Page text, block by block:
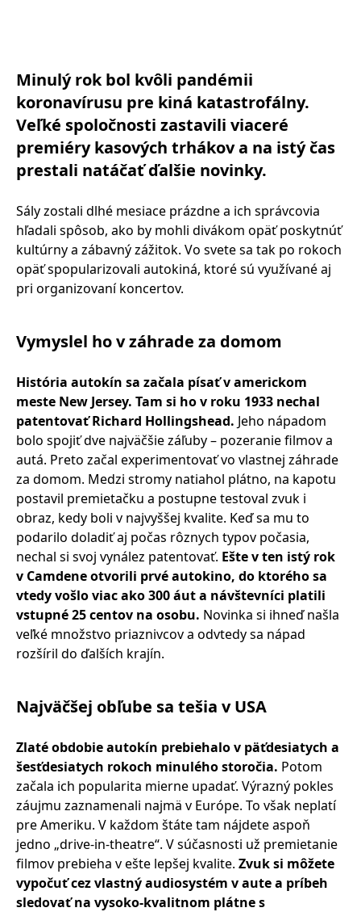
Minulý rok bol kvôli pandémii
koronavírusu pre kiná katastrofálny.
Veľké spoločnosti zastavili viaceré
premiéry kasových trhákov a na istý čas
prestali natáčať ďalšie novinky.
Sály zostali dlhé mesiace prázdne a ich správcovia
hľadali spôsob, ako by mohli divákom opäť poskytnúť
kultúrny a zábavný zážitok. Vo svete sa tak po rokoch
opäť spopularizovali autokiná, ktoré sú využívané aj
pri organizovaní koncertov.
Vymyslel ho v záhrade za domom
História autokín sa začala písať v americkom
meste New Jersey. Tam si ho v roku 1933 nechal
patentovať Richard Hollingshead. Jeho nápadom
bolo spojiť dve najväčšie záľuby – pozeranie filmov a
autá. Preto začal experimentovať vo vlastnej záhrade
za domom. Medzi stromy natiahol plátno, na kapotu
postavil premietačku a postupne testoval zvuk i
obraz, kedy boli v najvyššej kvalite. Keď sa mu to
podarilo doladiť aj počas rôznych typov počasia,
nechal si svoj vynález patentovať. Ešte v ten istý rok
v Camdene otvorili prvé autokino, do ktorého sa
vtedy vošlo viac ako 300 áut a návštevníci platili
vstupné 25 centov na osobu. Novinka si ihneď našla
veľké množstvo priaznivcov a odvtedy sa nápad
rozšíril do ďalších krajín.
Najväčšej obľube sa tešia v USA
Zlaté obdobie autokín prebiehalo v päťdesiatych a
šesťdesiatych rokoch minulého storočia. Potom
začala ich popularita mierne upadať. Výrazný pokles
záujmu zaznamenali najmä v Európe. To však neplatí
pre Ameriku. V každom štáte tam nájdete aspoň
jedno „drive-in-theatre“. V súčasnosti už premietanie
filmov prebieha v ešte lepšej kvalite. Zvuk si môžete
vypočuť cez vlastný audiosystém v aute a príbeh
sledovať na vysoko-kvalitnom plátne s